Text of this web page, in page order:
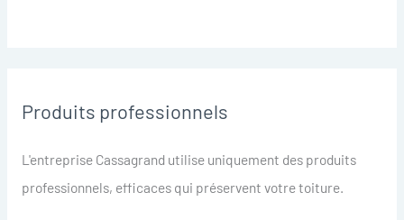
Produits professionnels
L'entreprise Cassagrand utilise uniquement des produits
professionnels, efficaces qui préservent votre toiture.